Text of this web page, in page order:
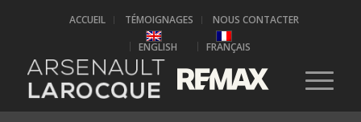
ACCUEIL TÉMOIGNAGES
NOUS CONTACTER
ENGLISH
FRANÇAIS